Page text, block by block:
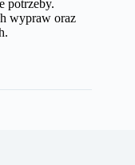
potrzeby.
wypraw oraz